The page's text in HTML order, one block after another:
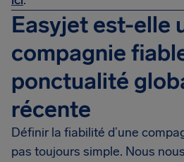
Easyjet est-elle
compagnie
ponctualité
récente
Définir la fiabilité d’une
pas toujours simple. Nous